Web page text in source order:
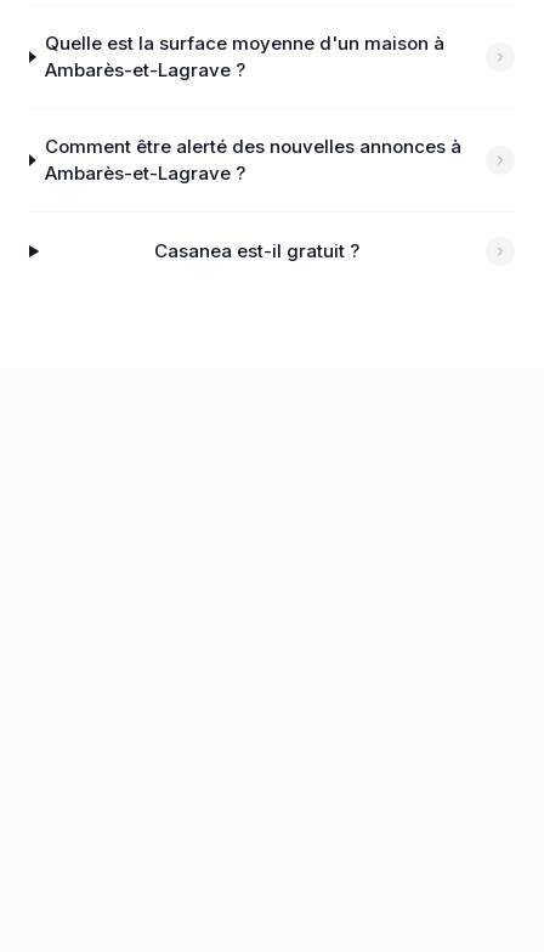
Quelle est la surface moyenne d'un maison à
Ambarès-et-Lagrave ?
Comment être alerté des nouvelles annonces à
Ambarès-et-Lagrave ?
Casanea est-il gratuit ?